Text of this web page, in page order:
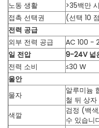
노동 생활
>35백만
접촉 선택권
(선택 10
전력 공급
외부 전력 공급
AC 100 -
일 전압
9-24V 넓
전력 소비
≤30 W
울안
물자
알루미늄
철 뒤 상자
색깔
검정 (백
수 있습니